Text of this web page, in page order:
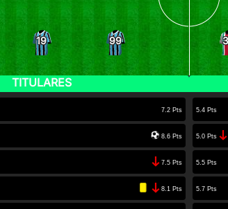
19 99
TITULARES
7.2 Pts
8.6 Pts
7.5 Pts
8.1 Pts
5.4 Pts
5.0 Pts
5.5 Pts
5.7 Pts